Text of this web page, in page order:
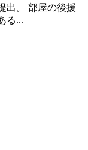
出。 部屋の後援
る...